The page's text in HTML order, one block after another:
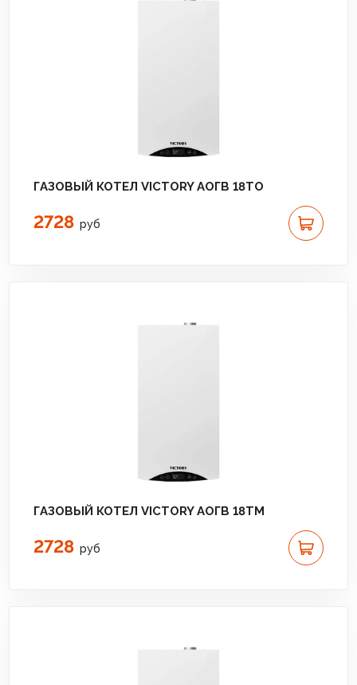
ГАЗОВЫЙ КОТЕЛ VICTORY АОГВ 18TО
2728 руб
ГАЗОВЫЙ КОТЕЛ VICTORY АОГВ 18TМ
2728 руб